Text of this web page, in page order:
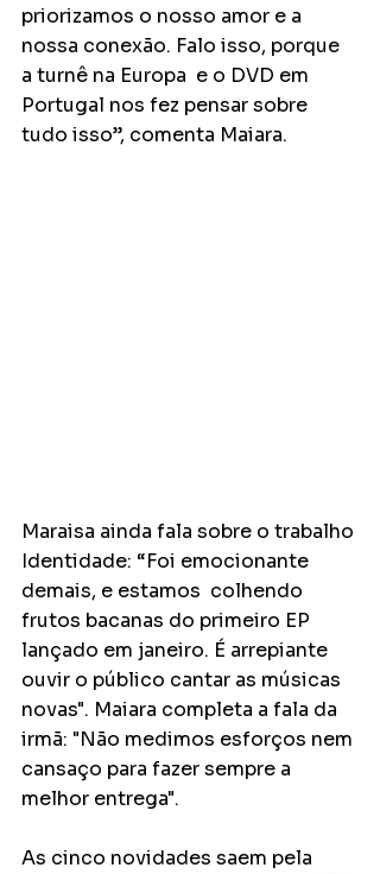
priorizamos o nosso amor e a
nossa conexão. Falo isso, porque
a turnê na Europa  e o DVD em
Portugal nos fez pensar sobre
tudo isso”, comenta Maiara.
Maraisa ainda fala sobre o trabalho
Identidade: “Foi emocionante
demais, e estamos  colhendo
frutos bacanas do primeiro EP
lançado em janeiro. É arrepiante
ouvir o público cantar as músicas
novas". Maiara completa a fala da
irmã: "Não medimos esforços nem
cansaço para fazer sempre a
melhor entrega".
As cinco novidades saem pela